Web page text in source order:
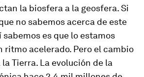
la biosfera a la geosfera. Si
no sabemos acerca de este
sabemos es que lo estamos
ritmo acelerado. Pero el cambio
Tierra. La evolución de la